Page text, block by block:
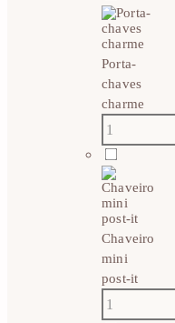
Porta-
chaves
charme
Chaveiro
mini
post-it